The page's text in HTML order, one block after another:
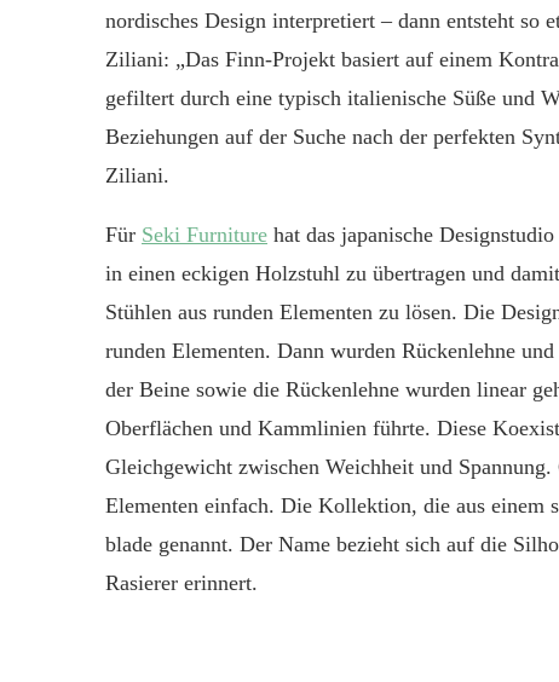
nordisches Design interpretiert – dann entsteht so
Ziliani: „Das Finn-Projekt basiert auf einem
gefiltert durch eine typisch italienische Süße und
Beziehungen auf der Suche nach der perfekten
Ziliani.
Für Seki Furniture hat das japanische Designstudio
in einen eckigen Holzstuhl zu übertragen und
Stühlen aus runden Elementen zu lösen. Die
runden Elementen. Dann wurden Rückenlehne
der Beine sowie die Rückenlehne wurden linear
Oberflächen und Kammlinien führte. Diese
Gleichgewicht zwischen Weichheit und
Elementen einfach. Die Kollektion, die aus einem
blade genannt. Der Name bezieht sich auf die
Rasierer erinnert.